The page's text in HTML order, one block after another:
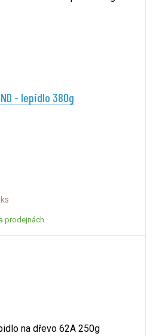
- lepidlo 380g
prodejnách